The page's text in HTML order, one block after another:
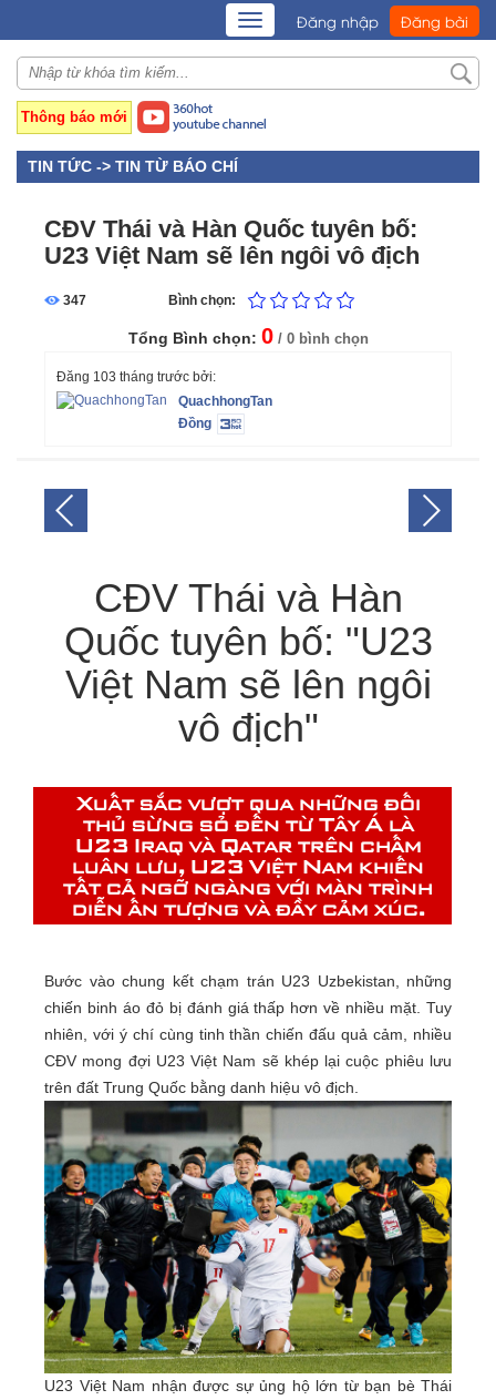
TOGGLE
NAVIGATION
Đăng nhập Đăng bài
Thông báo mới
TIN TỨC -> TIN TỪ BÁO CHÍ
CĐV Thái và Hàn Quốc tuyên bố:
U23 Việt Nam sẽ lên ngôi vô địch
347 Bình chọn:
Tổng Bình chọn: 0 / 0 bình chọn
Đăng 103 tháng trước bởi:
QuachhongTan
Đồng
CĐV Thái và Hàn
Quốc tuyên bố: "U23
Việt Nam sẽ lên ngôi
vô địch"
Xuất sắc vượt qua những đối
thủ sừng sỏ đến từ Tây Á là
U23 Iraq và Qatar trên chấm
luân lưu, U23 Việt Nam khiến
tất cả ngỡ ngàng với màn trình
diễn ấn tượng và đầy cảm xúc.
Bước vào chung kết chạm trán U23 Uzbekistan, những
chiến binh áo đỏ bị đánh giá thấp hơn về nhiều mặt. Tuy
nhiên, với ý chí cùng tinh thần chiến đấu quả cảm, nhiều
CĐV mong đợi U23 Việt Nam sẽ khép lại cuộc phiêu lưu
trên đất Trung Quốc bằng danh hiệu vô địch.
U23 Việt Nam nhận được sự ủng hộ lớn từ bạn bè Thái